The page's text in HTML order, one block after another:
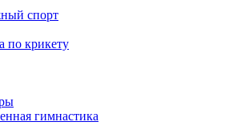
спорт
по крикету
гимнастика